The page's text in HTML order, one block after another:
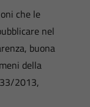
che le
nel
buona
della
2013,